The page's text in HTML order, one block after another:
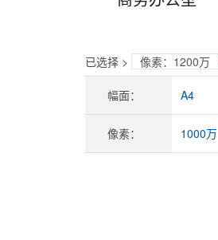
已选择 > 像素：1200万
幅面： A4
像素： 1000万